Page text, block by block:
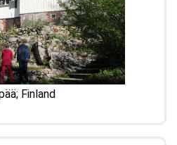
寄せる歌 の記事をアップしまし
なしコーナーに アレンジャー魂
ジャーク の記事をアップしまし
りやすくして、Top の「ようこ
Finland